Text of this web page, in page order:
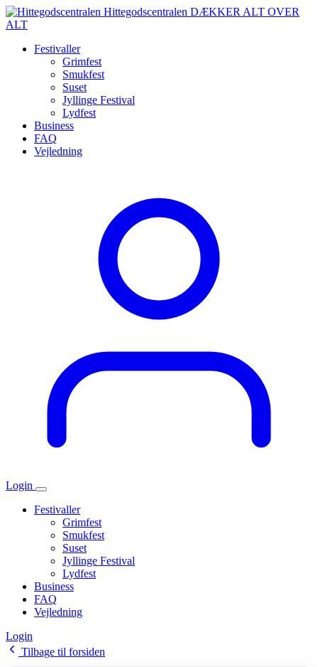
Spring
til
Hittegodscentralen DÆKKER ALT OVER
ALT
Festivaller
Grimfest
Smukfest
Suset
Jyllinge Festival
Lydfest
Business
FAQ
Vejledning
Login
Festivaller
Grimfest
Smukfest
Suset
Jyllinge Festival
Lydfest
Business
FAQ
Vejledning
Login
Tilbage til forsiden